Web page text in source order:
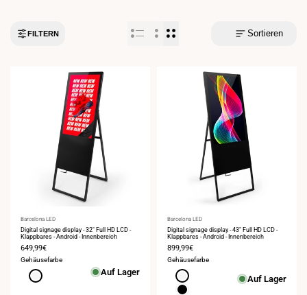
FILTERN Sortieren
Anbieter:
Barcelona LED
Digital signage display - 32" Full HD LCD -
Klappbares - Android - Innenbereich
Verkaufspreis
649,99€
Gehäusefarbe
Weiß Auf Lager
Anbieter:
Barcelona LED
Digital signage display - 43" Full HD LCD -
Klappbares - Android - Innenbereich
Verkaufspreis
899,99€
Gehäusefarbe
Weiß
Schwarz
Auf Lager